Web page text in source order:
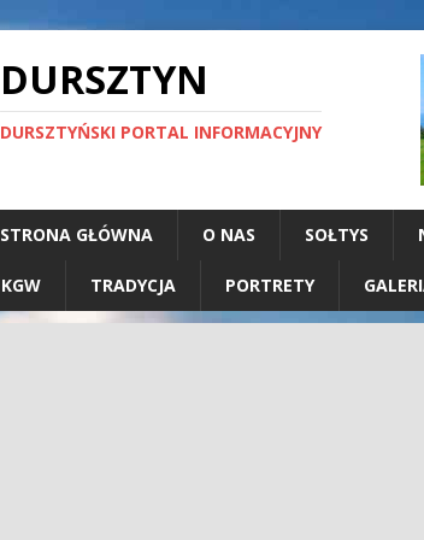
DURSZTYN
DURSZTYŃSKI PORTAL INFORMACYJNY
STRONA GŁÓWNA O NAS SOŁTYS
KGW TRADYCJA PORTRETY